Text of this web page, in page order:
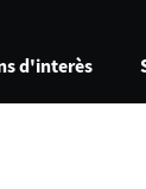
d'interès